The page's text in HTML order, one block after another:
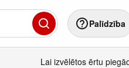
Palīdzība
Lai izvēlētos ērtu